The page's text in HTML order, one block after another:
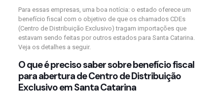
Para essas empresas, uma boa notícia: o estado oferece um
benefício fiscal com o objetivo de que os chamados CDEs
(Centro de Distribuição Exclusivo) tragam importações que
estavam sendo feitas por outros estados para Santa Catarina.
Veja os detalhes a seguir.
O que é preciso saber sobre benefício fiscal
para abertura de Centro de Distribuição
Exclusivo em Santa Catarina